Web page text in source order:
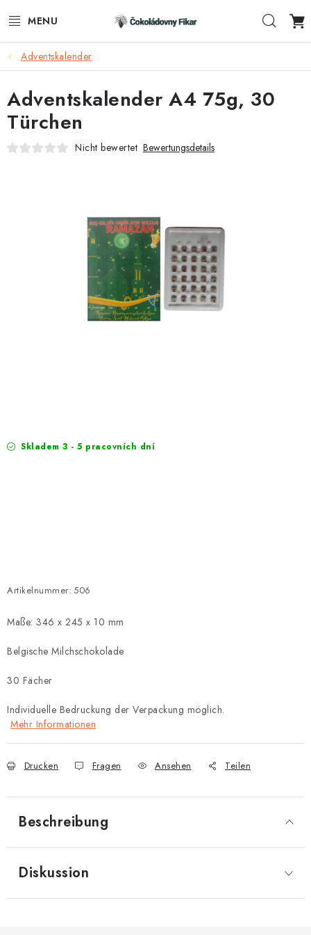
Inhalt
E-SHOP
WERBEARTIKEL
INFORMACE
FUNKČNÍ ČOKOLÁDA
Adventskalender
Skladem 3 - 5 pracovních dní
Artikelnummer: 506
Maße: 346 x 245 x 10 mm
Belgische Milchschokolade
30 Fächer
Individuelle Bedruckung der Verpackung möglich.
Mehr Informationen
Drucken Fragen Ansehen Teilen
Adventskalender A4 75g, 30
Türchen
Nicht bewertet Bewertungsdetails
Beschreibung
Diskussion